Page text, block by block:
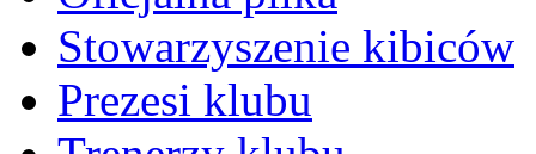
Stowarzyszenie kibiców
Prezesi klubu